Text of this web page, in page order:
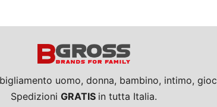
uomo, donna, bambino, intimo,
Spedizioni GRATIS in tutta Italia.